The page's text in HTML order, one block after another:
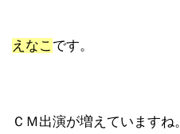
えなこ です。
ＣＭ出演が増えていますね。